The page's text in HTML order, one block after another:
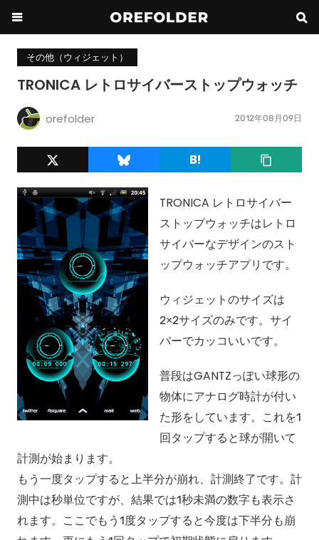
その他（ウィジェット）
TRONICA レトロサイバーストップウォッチ
orefolder 2012年08月09日
TRONICA レトロサイバー
ストップウォッチはレトロ
サイバーなデザインのスト
ップウォッチアプリです。
ウィジェットのサイズは
2×2サイズのみです。サイ
バーでカッコいいです。
普段はGANTZっぽい球形の
物体にアナログ時計が付い
た形をしています。これを1
回タップすると球が開いて
計測が始まります。
もう一度タップすると上半分が崩れ、計測終了です。計
測中は秒単位ですが、結果では1秒未満の数字も表示さ
れます。ここでもう1度タップすると今度は下半分も崩